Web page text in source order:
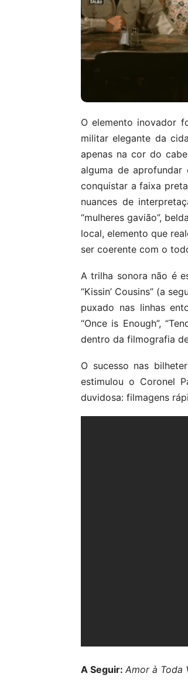
O elemento inovador
militar elegante da
apenas na cor do
alguma de aprofundar
conquistar a faixa
nuances de
“mulheres gavião”,
local, elemento que
ser coerente com o
A trilha sonora não é
“Kissin’ Cousins” (a
puxado nas linhas
“Once is Enough”,
dentro da filmografia
O sucesso nas
estimulou o Coronel
duvidosa: filmagens
A Seguir: Amor à Toda